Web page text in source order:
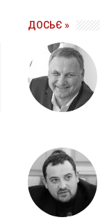
ДОСЬЄ »